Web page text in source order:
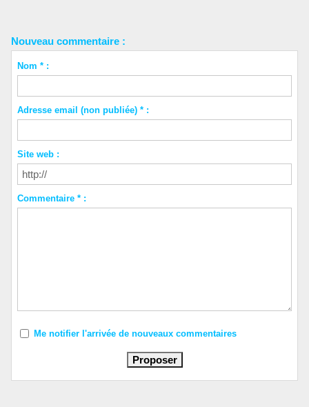
Nouveau commentaire :
Nom * :
Adresse email (non publiée) * :
Site web :
Commentaire * :
Me notifier l'arrivée de nouveaux commentaires